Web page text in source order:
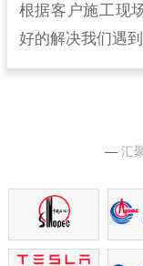
根据客户施工现
好的解决我们遇
始到现在，从来
— 汇